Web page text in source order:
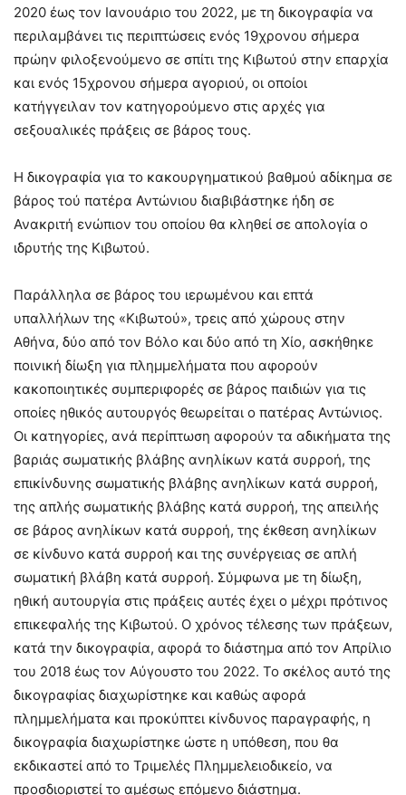
2020 έως τον Ιανουάριο του 2022, με τη δικογραφία να
περιλαμβάνει τις περιπτώσεις ενός 19χρονου σήμερα
πρώην φιλοξενούμενο σε σπίτι της Κιβωτού στην επαρχία
και ενός 15χρονου σήμερα αγοριού, οι οποίοι
κατήγγειλαν τον κατηγορούμενο στις αρχές για
σεξουαλικές πράξεις σε βάρος τους.
Η δικογραφία για το κακουργηματικού βαθμού αδίκημα σε
βάρος τού πατέρα Αντώνιου διαβιβάστηκε ήδη σε
Ανακριτή ενώπιον του οποίου θα κληθεί σε απολογία ο
ιδρυτής της Κιβωτού.
Παράλληλα σε βάρος του ιερωμένου και επτά
υπαλλήλων της «Κιβωτού», τρεις από χώρους στην
Αθήνα, δύο από τον Βόλο και δύο από τη Χίο, ασκήθηκε
ποινική δίωξη για πλημμελήματα που αφορούν
κακοποιητικές συμπεριφορές σε βάρος παιδιών για τις
οποίες ηθικός αυτουργός θεωρείται ο πατέρας Αντώνιος.
Οι κατηγορίες, ανά περίπτωση αφορούν τα αδικήματα της
βαριάς σωματικής βλάβης ανηλίκων κατά συρροή, της
επικίνδυνης σωματικής βλάβης ανηλίκων κατά συρροή,
της απλής σωματικής βλάβης κατά συρροή, της απειλής
σε βάρος ανηλίκων κατά συρροή, της έκθεση ανηλίκων
σε κίνδυνο κατά συρροή και της συνέργειας σε απλή
σωματική βλάβη κατά συρροή. Σύμφωνα με τη δίωξη,
ηθική αυτουργία στις πράξεις αυτές έχει ο μέχρι πρότινος
επικεφαλής της Κιβωτού. Ο χρόνος τέλεσης των πράξεων,
κατά την δικογραφία, αφορά το διάστημα από τον Απρίλιο
του 2018 έως τον Αύγουστο του 2022. Το σκέλος αυτό της
δικογραφίας διαχωρίστηκε και καθώς αφορά
πλημμελήματα και προκύπτει κίνδυνος παραγραφής, η
δικογραφία διαχωρίστηκε ώστε η υπόθεση, που θα
εκδικαστεί από το Τριμελές Πλημμελειοδικείο, να
προσδιοριστεί το αμέσως επόμενο διάστημα.